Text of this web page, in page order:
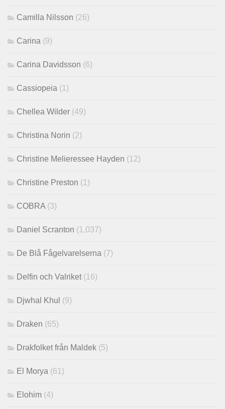
Camilla Nilsson (26)
Carina (9)
Carina Davidsson (6)
Cassiopeia (1)
Chellea Wilder (49)
Christina Norin (2)
Christine Melieressee Hayden (12)
Christine Preston (1)
COBRA (3)
Daniel Scranton (1,037)
De Blå Fågelvarelserna (7)
Delfin och Valriket (16)
Djwhal Khul (9)
Draken (65)
Drakfolket från Maldek (5)
El Morya (61)
Elohim (4)